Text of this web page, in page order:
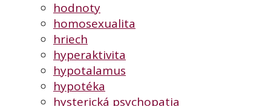
hodnoty
homosexualita
hriech
hyperaktivita
hypotalamus
hypotéka
hysterická psychopatia